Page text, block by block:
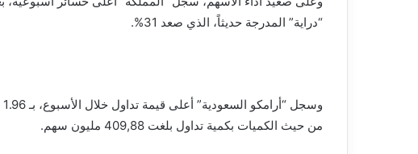
“دراية” المدرجة حديثاً، الذي صعد 31%.
من حيث الكميات بكمية تداول بلغت 409,88 مليون سهم.